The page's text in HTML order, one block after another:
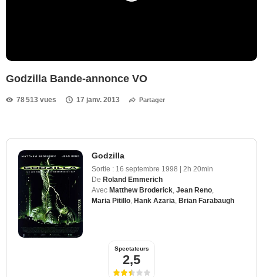
Godzilla Bande-annonce VO
78 513 vues 17 janv. 2013 Partager
Godzilla
Sortie : 16 septembre 1998 | 2h 20min
De Roland Emmerich
Avec Matthew Broderick Jean Reno
Maria Pitillo Hank Azaria Brian Farabaugh
Spectateurs
2,5